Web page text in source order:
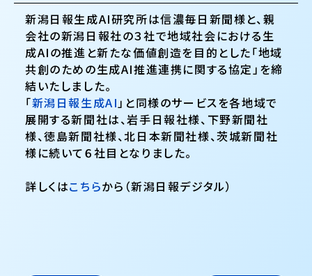
新潟日報生成AI研究所は信濃毎日新聞様と、親
会社の新潟日報社の３社で地域社会における生
成AIの推進と新たな価値創造を目的とした「地域
共創のための生成AI推進連携に関する協定」を締
結いたしました。
「新潟日報生成AI」と同様のサービスを各地域で
展開する新聞社は、岩手日報社様、下野新聞社
様、徳島新聞社様、北日本新聞社様、茨城新聞社
様に続いて６社目となりました。
詳しくはこちらから（新潟日報デジタル）